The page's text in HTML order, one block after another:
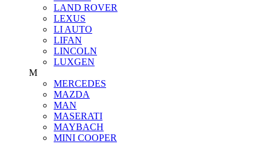
LAND ROVER
LEXUS
LI AUTO
LIFAN
LINCOLN
LUXGEN
M
MERCEDES
MAZDA
MAN
MASERATI
MAYBACH
MINI COOPER